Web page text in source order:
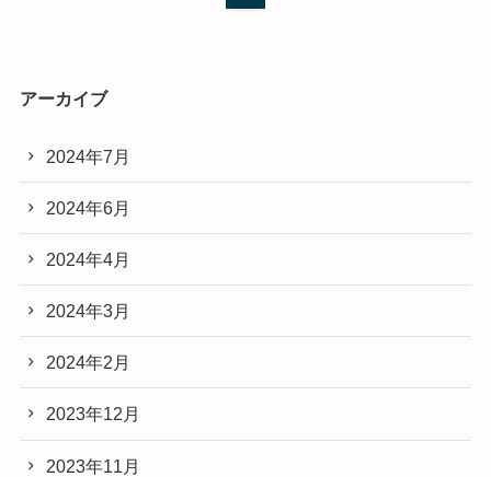
アーカイブ
2024年7月
2024年6月
2024年4月
2024年3月
2024年2月
2023年12月
2023年11月